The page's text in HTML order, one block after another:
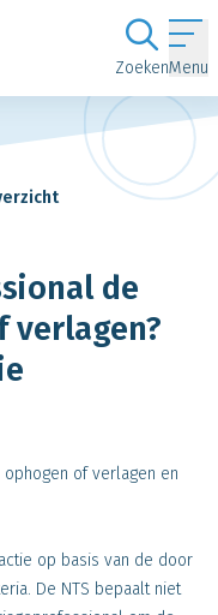
ZoekenMenu
de
verlagen?
of verlagen en
op basis van de door
De NTS bepaalt niet